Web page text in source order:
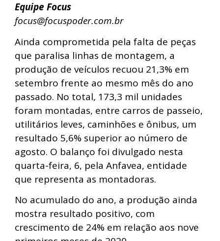
Equipe Focus
focus@focuspoder.com.br
Ainda comprometida pela falta de peças
que paralisa linhas de montagem, a
produção de veículos recuou 21,3% em
setembro frente ao mesmo mês do ano
passado. No total, 173,3 mil unidades
foram montadas, entre carros de passeio,
utilitários leves, caminhões e ônibus, um
resultado 5,6% superior ao número de
agosto. O balanço foi divulgado nesta
quarta-feira, 6, pela Anfavea, entidade
que representa as montadoras.
No acumulado do ano, a produção ainda
mostra resultado positivo, com
crescimento de 24% em relação aos nove